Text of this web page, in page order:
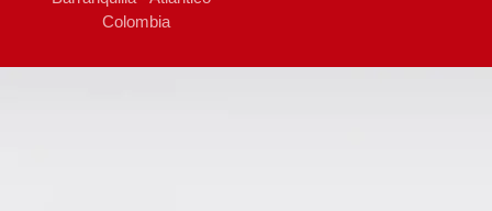
Colombia